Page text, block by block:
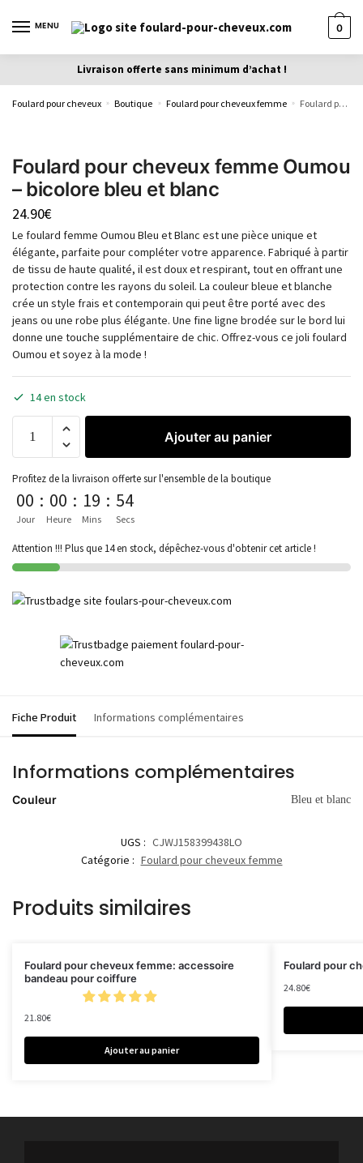
MENU 0
Livraison offerte sans minimum d’achat !
Foulard pour cheveux » Boutique » Foulard pour cheveux femme » Foulard pour cheveux femme Oumou – bicolore bleu et blanc
Foulard pour cheveux femme Oumou
– bicolore bleu et blanc
24.90€
Le foulard femme Oumou Bleu et Blanc est une pièce unique et
élégante, parfaite pour compléter votre apparence. Fabriqué à partir
de tissu de haute qualité, il est doux et respirant, tout en offrant une
protection contre les rayons du soleil. La couleur bleue et blanche
crée un style frais et contemporain qui peut être porté avec des
jeans ou une robe plus élégante. Une fine ligne brodée sur le bord lui
donne une touche supplémentaire de chic. Offrez-vous ce joli foulard
Oumou et soyez à la mode !
14 en stock
Ajouter au panier
Profitez de la livraison offerte sur l'ensemble de la boutique
00
Jour
: 00
Heure
: 19
Mins
: 54
Secs
Attention !!! Plus que 14 en stock, dépêchez-vous d'obtenir cet article !
Fiche Produit Informations complémentaires
Informations complémentaires
Couleur Bleu et blanc
UGS : CJWJ158399438LO
Catégorie : Foulard pour cheveux femme
Produits similaires
Foulard pour cheveux femme: accessoire
bandeau pour coiffure
21.80€
Ajouter au panier
Foulard pour
24.80€